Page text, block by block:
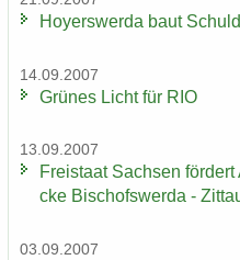
Ho­yers­wer­da baut
14.09.2007
Grü­nes Licht für RIO
13.09.2007
Frei­staat Sach­sen
cke Bi­schofs­wer­da -
03.09.2007